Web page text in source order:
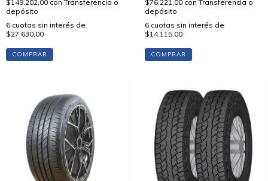
$149.202,00 con Transferencia o
depósito
6 cuotas sin interés de
$27.630,00
COMPRAR
$76.221,00 con Transferencia o
depósito
6 cuotas sin interés de
$14.115,00
COMPRAR